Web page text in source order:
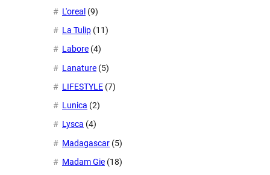
L'oreal (9)
La Tulip (11)
Labore (4)
Lanature (5)
LIFESTYLE (7)
Lunica (2)
Lysca (4)
Madagascar (5)
Madam Gie (18)